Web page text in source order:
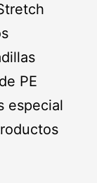
PE
especial